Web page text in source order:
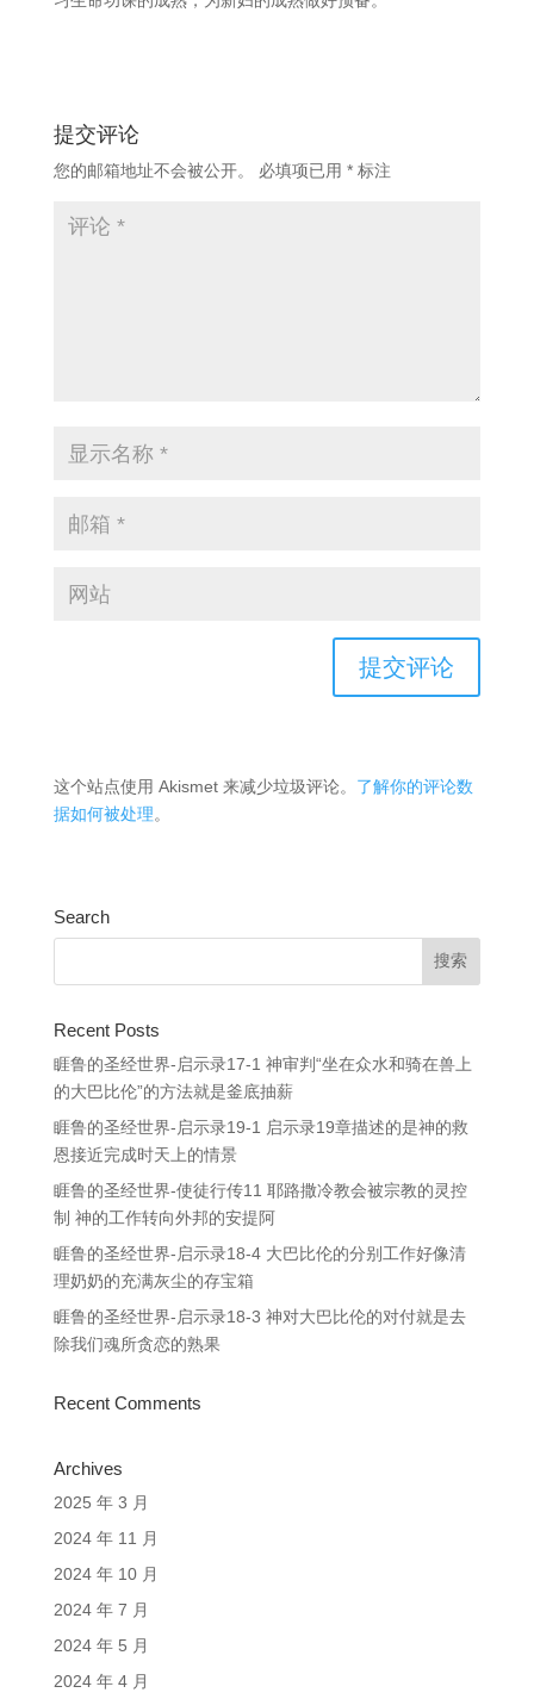
提交评论
您的邮箱地址不会被公开。 必填项已用 *标注
这个站点使用 Akismet 来减少垃圾评论。 了解你的评论数
据如何被处理。
Search
Recent Posts
睚鲁的圣经世界-启示录17-1 神审判“坐在众水和骑在兽上
的大巴比伦”的方法就是釜底抽薪
睚鲁的圣经世界-启示录19-1 启示录19章描述的是神的救
恩接近完成时天上的情景
睚鲁的圣经世界-使徒行传11 耶路撒冷教会被宗教的灵控
制 神的工作转向外邦的安提阿
睚鲁的圣经世界-启示录18-4 大巴比伦的分别工作好像清
理奶奶的充满灰尘的存宝箱
睚鲁的圣经世界-启示录18-3 神对大巴比伦的对付就是去
除我们魂所贪恋的熟果
Recent Comments
Archives
2025 年 3 月
2024 年 11 月
2024 年 10 月
2024 年 7 月
2024 年 5 月
2024 年 4 月